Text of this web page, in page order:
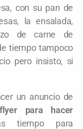
con su pan de
la ensalada,
de carne de
tiempo tampoco
pero insisto, si
un anuncio de
para hacer
tiempo para